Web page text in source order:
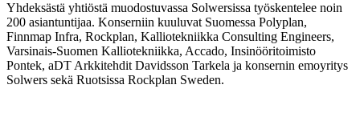
Yhdeksästä yhtiöstä muodostuvassa Solwersissa työskentelee noin
200 asiantuntijaa. Konserniin kuuluvat Suomessa Polyplan,
Finnmap Infra, Rockplan, Kalliotekniikka Consulting Engineers,
Varsinais-Suomen Kalliotekniikka, Accado, Insinööritoimisto
Pontek, aDT Arkkitehdit Davidsson Tarkela ja konsernin emoyritys
Solwers sekä Ruotsissa Rockplan Sweden.